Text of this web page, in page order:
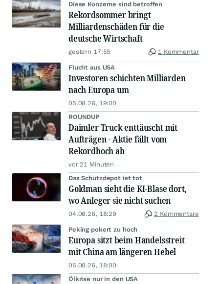
Diese Konzerne sind betroffen
Rekordsommer bringt
Milliardenschäden für die
deutsche Wirtschaft
gestern 17:55 1 Kommentar
Flucht aus USA
Investoren schichten Milliarden
nach Europa um
05.08.26, 19:00
ROUNDUP
Daimler Truck enttäuscht mit
Aufträgen - Aktie fällt vom
Rekordhoch ab
vor 21 Minuten
Das Schutzdepot ist tot
Goldman sieht die KI-Blase dort,
wo Anleger sie nicht suchen
04.08.26, 18:29 2 Kommentare
Peking pokert zu hoch
Europa sitzt beim Handelsstreit
mit China am längeren Hebel
05.08.26, 18:00
Ölkrise nur in den USA